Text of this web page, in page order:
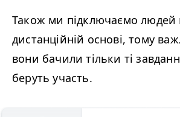
Також ми підключаємо людей
дистанційній основі, тому
вони бачили тільки ті
беруть участь.